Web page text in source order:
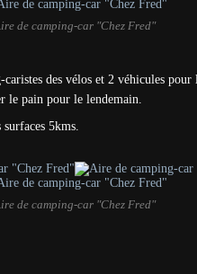
de camping-car "Chez Fred"
des vélos et 2 véhicules pour
le pain pour le lendemain.
surfaces 5kms.
de camping-car "Chez Fred"